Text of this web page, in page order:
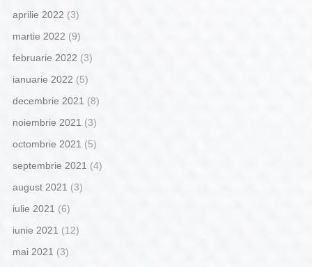
aprilie 2022 (3)
martie 2022 (9)
februarie 2022 (3)
ianuarie 2022 (5)
decembrie 2021 (8)
noiembrie 2021 (3)
octombrie 2021 (5)
septembrie 2021 (4)
august 2021 (3)
iulie 2021 (6)
iunie 2021 (12)
mai 2021 (3)